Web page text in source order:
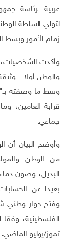
عربية برئاسة
لتولي السلطة
زمام الأمور وبسط
وأكدت
والوطن أولا –
وسط ما وصفته
قرابة العامين،
جماعي.
وأوضح البيان أن
من الوطن
البديل، وصون دماء
بعيدا عن الحسابات
وفتح حوار وطني
تموز/يوليو الماضي.